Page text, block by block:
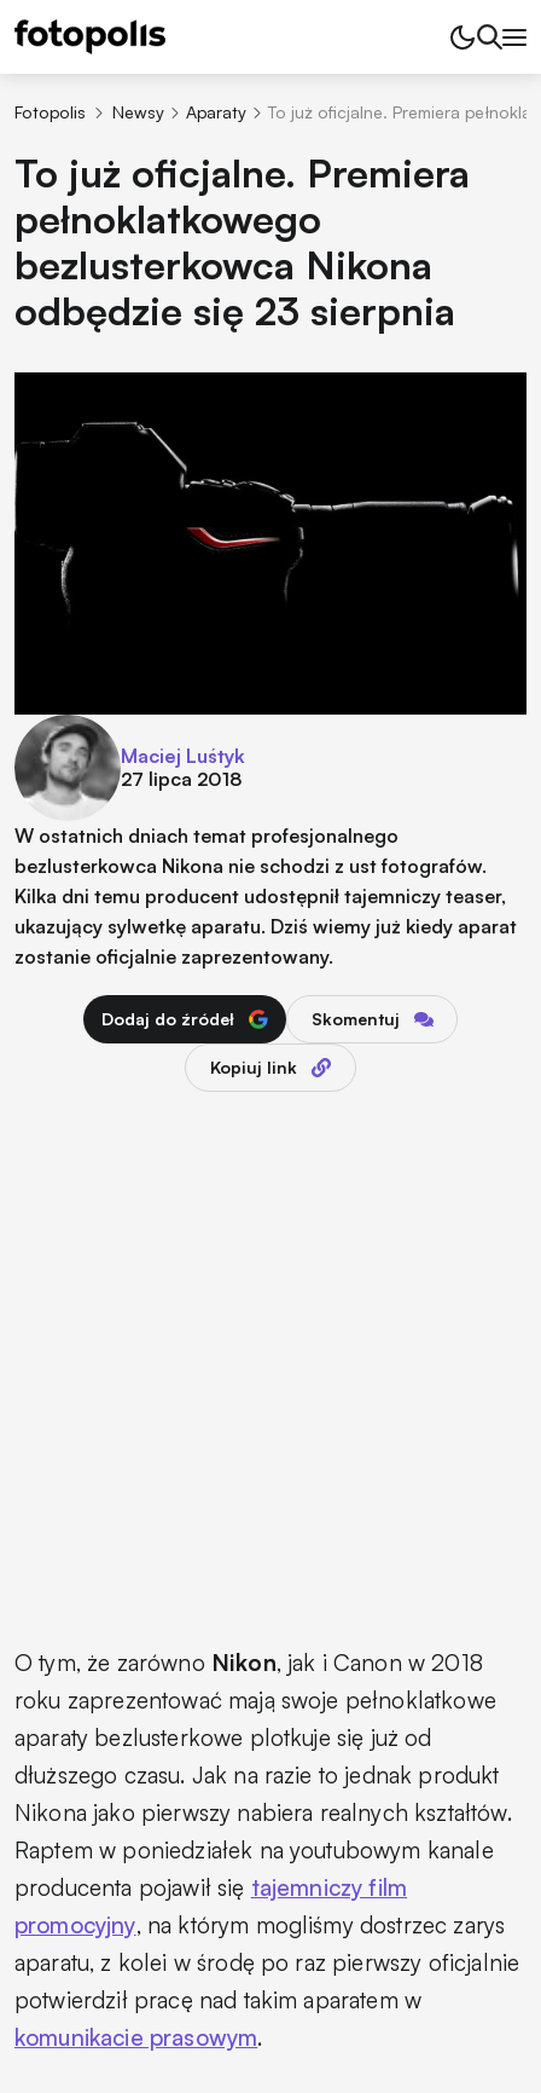
Fotopolis Newsy Aparaty To już oficjalne. Premiera
To już oficjalne. Premiera
pełnoklatkowego
bezlusterkowca Nikona
odbędzie się 23 sierpnia
Maciej Luśtyk
27 lipca 2018
W ostatnich dniach temat profesjonalnego
bezlusterkowca Nikona nie schodzi z ust fotografów.
Kilka dni temu producent udostępnił tajemniczy teaser,
ukazujący sylwetkę aparatu. Dziś wiemy już kiedy aparat
zostanie oficjalnie zaprezentowany.
Dodaj do źródeł Skomentuj
Kopiuj link
O tym, że zarówno Nikon, jak i Canon w 2018
roku zaprezentować mają swoje pełnoklatkowe
aparaty bezlusterkowe plotkuje się już od
dłuższego czasu. Jak na razie to jednak produkt
Nikona jako pierwszy nabiera realnych kształtów.
Raptem w poniedziałek na youtubowym kanale
producenta pojawił się tajemniczy film
promocyjny, na którym mogliśmy dostrzec zarys
aparatu, z kolei w środę po raz pierwszy oficjalnie
potwierdził pracę nad takim aparatem w
komunikacie prasowym.